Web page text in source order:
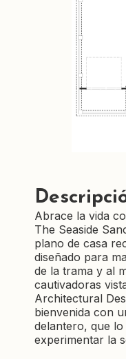
Abrace la vida
The Seaside
plano de casa
diseñado para
de la trama y al
cautivadoras
Architectural
bienvenida con
delantero, que
experimentar la